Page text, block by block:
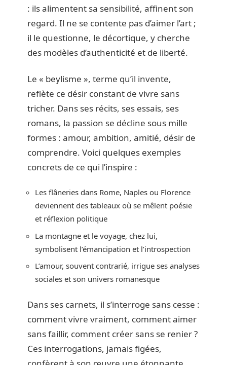
: ils alimentent sa sensibilité, affinent son
regard. Il ne se contente pas d’aimer l’art ;
il le questionne, le décortique, y cherche
des modèles d’authenticité et de liberté.
Le « beylisme », terme qu’il invente,
reflète ce désir constant de vivre sans
tricher. Dans ses récits, ses essais, ses
romans, la passion se décline sous mille
formes : amour, ambition, amitié, désir de
comprendre. Voici quelques exemples
concrets de ce qui l’inspire :
Les flâneries dans Rome, Naples ou Florence
deviennent des tableaux où se mêlent poésie
et réflexion politique
La montagne et le voyage, chez lui,
symbolisent l’émancipation et l’introspection
L’amour, souvent contrarié, irrigue ses analyses
sociales et son univers romanesque
Dans ses carnets, il s’interroge sans cesse :
comment vivre vraiment, comment aimer
sans faillir, comment créer sans se renier ?
Ces interrogations, jamais figées,